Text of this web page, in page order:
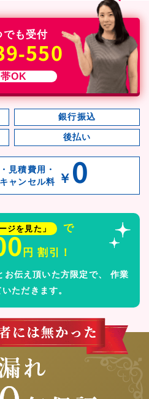
でも受付
550
OK
銀行振込
後払い
見積費用・
ャンセル料
￥ 0
ジを見た」 で
円 割引！
お伝え頂いた方限定で、
作業
ただきます。